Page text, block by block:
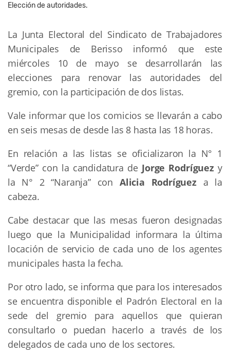
Elección de autoridades.
La Junta Electoral del Sindicato de Trabajadores
Municipales de Berisso informó que este
miércoles 10 de mayo se desarrollarán las
elecciones para renovar las autoridades del
gremio, con la participación de dos listas.
Vale informar que los comicios se llevarán a cabo
en seis mesas de desde las 8 hasta las 18 horas.
En relación a las listas se oficializaron la N° 1
“Verde” con la candidatura de Jorge Rodríguezy
la N° 2 “Naranja” con Alicia Rodríguez a la
cabeza.
Cabe destacar que las mesas fueron designadas
luego que la Municipalidad informara la última
locación de servicio de cada uno de los agentes
municipales hasta la fecha.
Por otro lado, se informa que para los interesados
se encuentra disponible el Padrón Electoral en la
sede del gremio para aquellos que quieran
consultarlo o puedan hacerlo a través de los
delegados de cada uno de los sectores.